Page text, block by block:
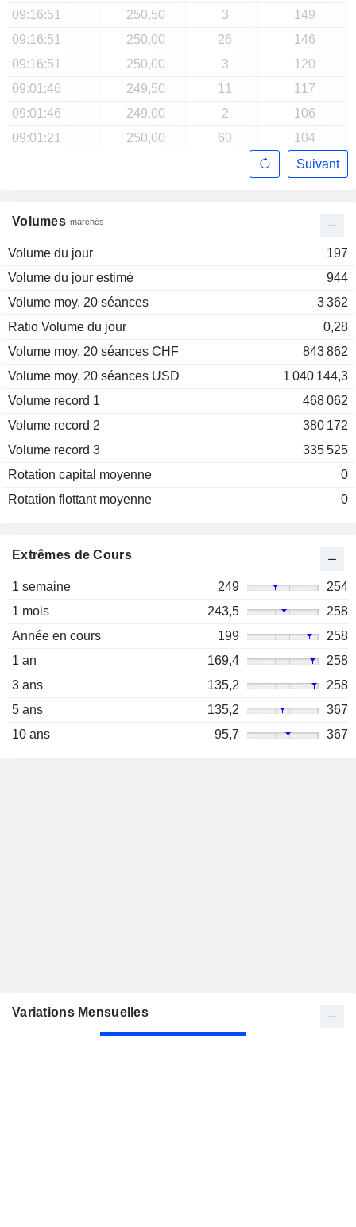
Volumes marchés
Volume du jour
197
Volume du jour estimé
944
Volume moy. 20 séances
3 362
Ratio Volume du jour
0,28
Volume moy. 20 séances CHF
843 862
Volume moy. 20 séances USD
1 040 144,3
Volume record 1
468 062
Volume record 2
380 172
Volume record 3
335 525
Rotation capital moyenne
0
Rotation flottant moyenne
0
09:16:51
250,50 3
149
09:16:51
250,00 26
146
09:16:51
250,00 3
120
09:01:46
249,50 11
117
09:01:46
249,00 2
106
09:01:21
250,00 60
104
Suivant
Extrêmes de Cours
1 semaine 249
254
1 mois
243,5
258
Année en cours
199
258
1 an
169,4
258
3 ans
135,2
258
5 ans
135,2
367
10 ans
95,7 367
Variations Mensuelles